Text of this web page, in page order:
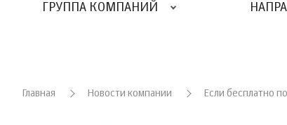
ГРУППА КОМПАНИЙ
Главная Новости компании Если бесплатно